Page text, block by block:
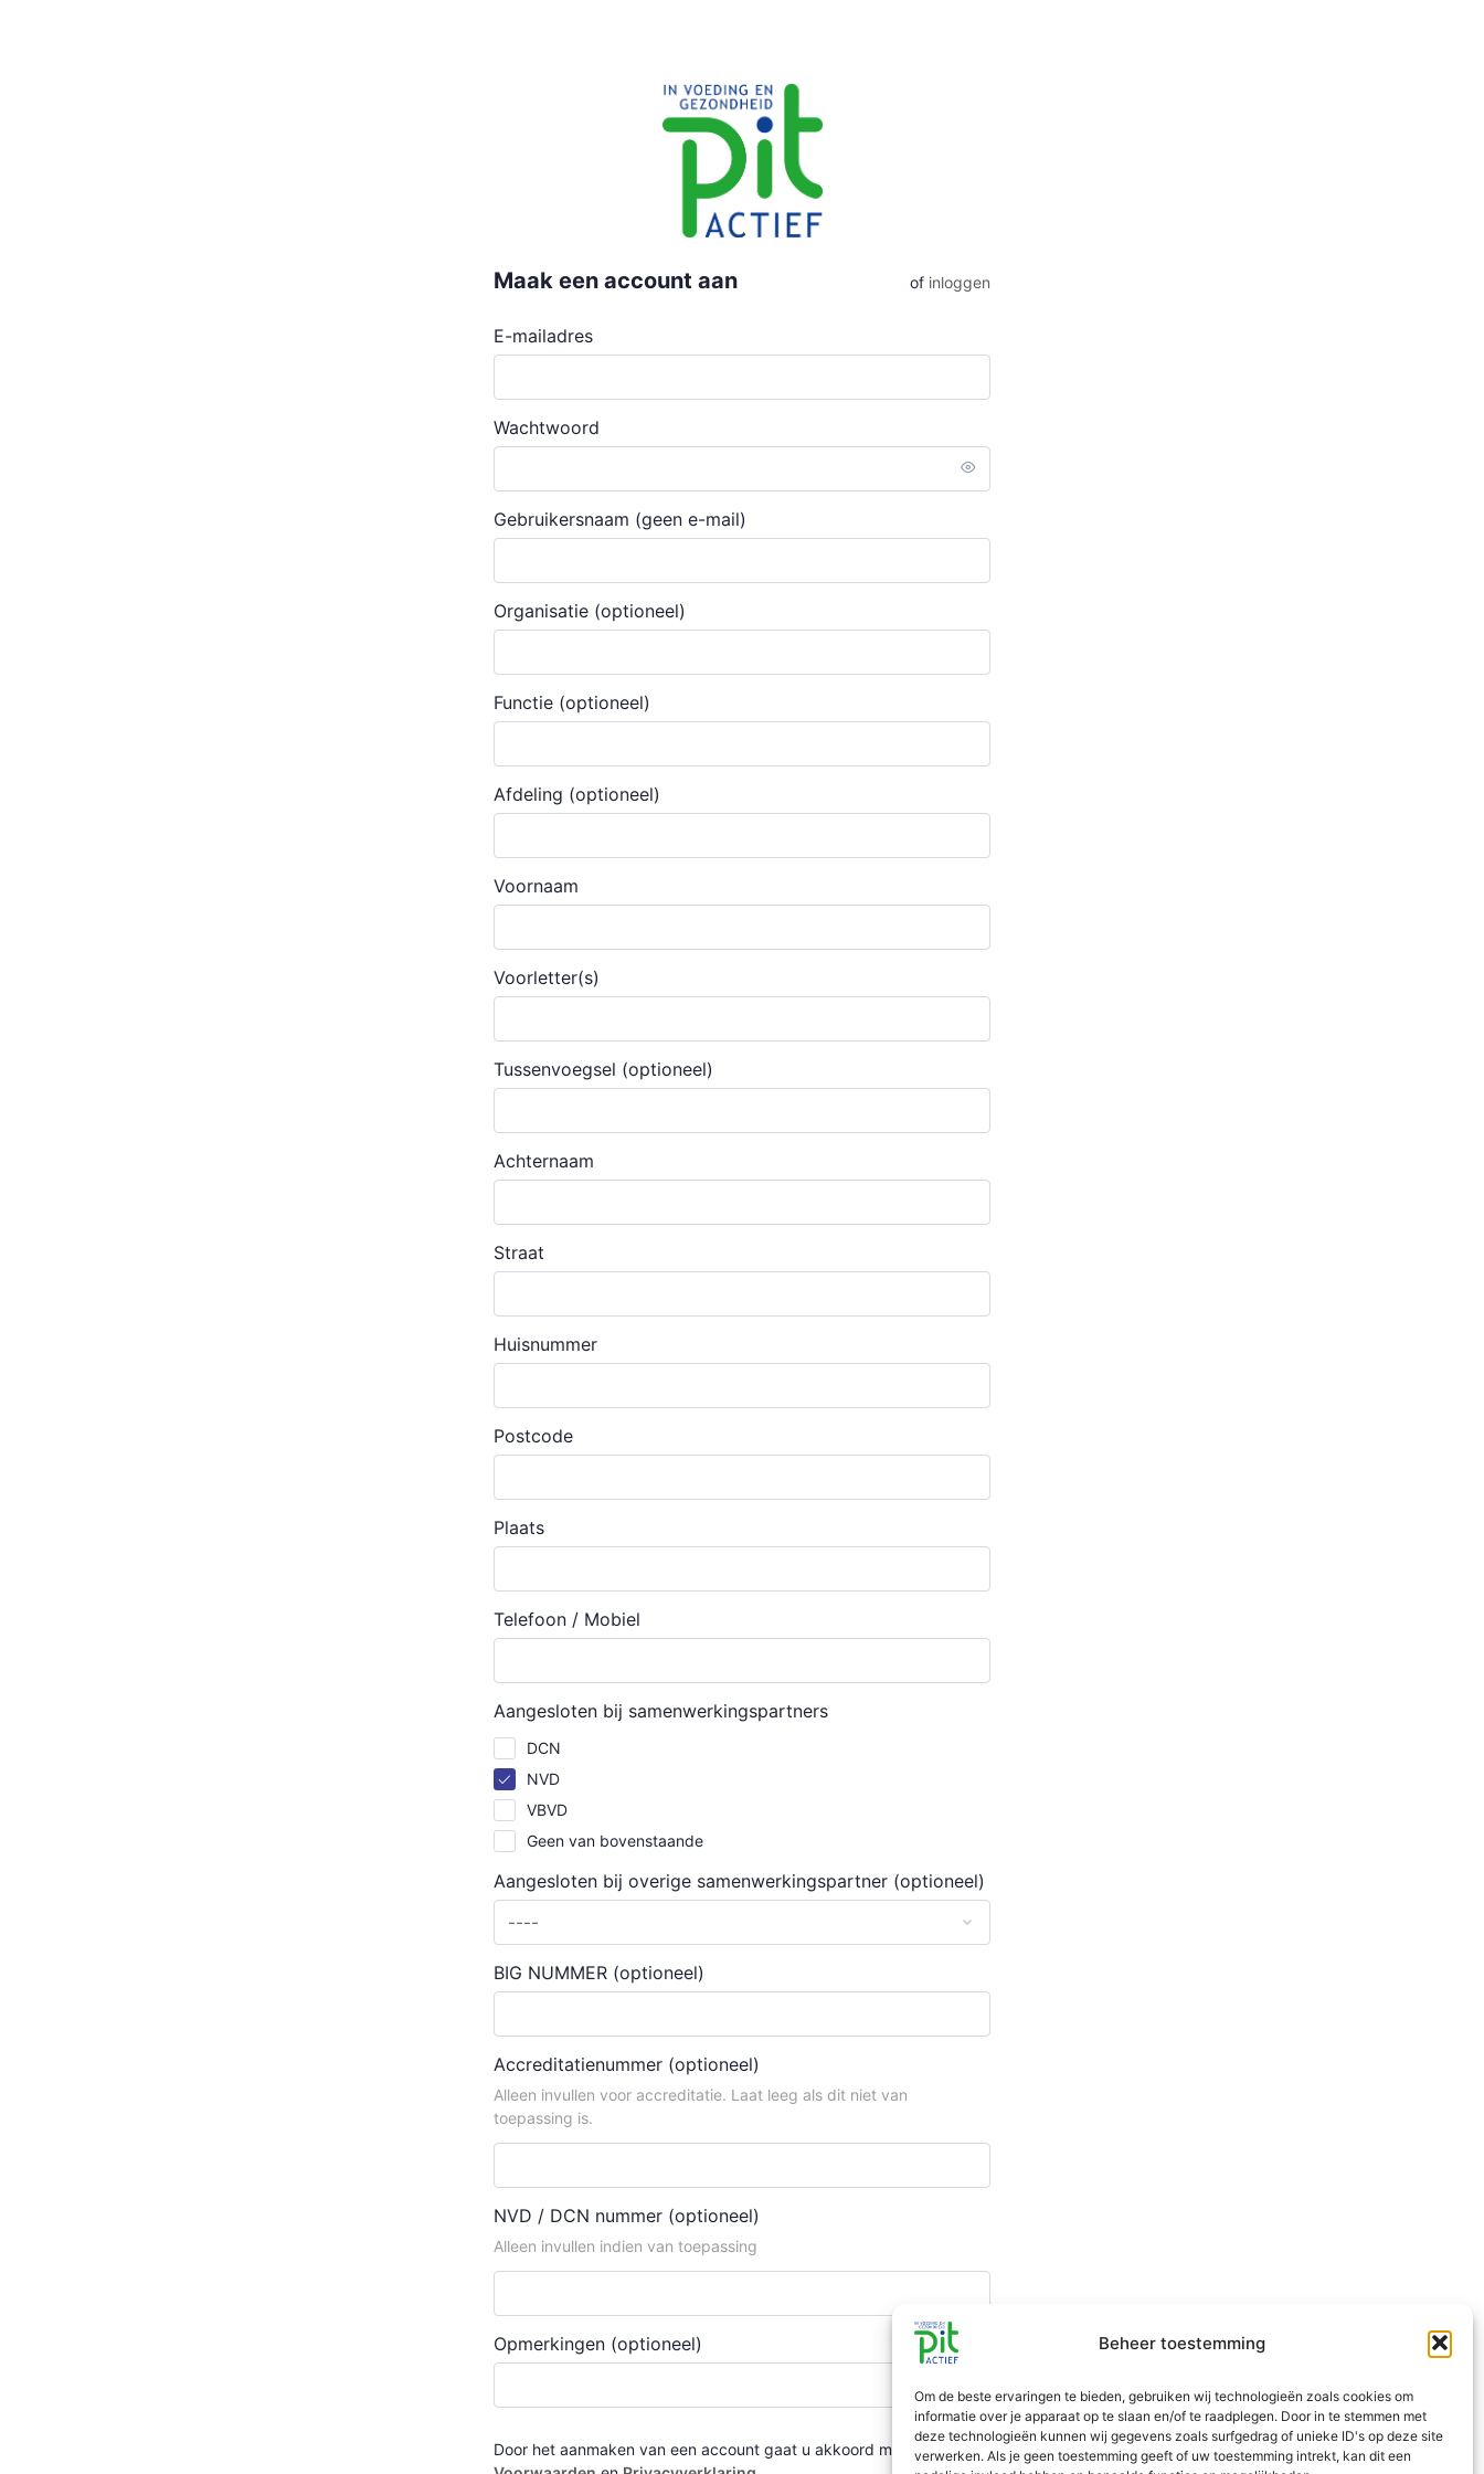
Beheer toestemming
Om de beste ervaringen te bieden, gebruiken wij technologieën zoals cookies om
informatie over je apparaat op te slaan en/of te raadplegen. Door in te stemmen met
deze technologieën kunnen wij gegevens zoals surfgedrag of unieke ID's op deze site
verwerken. Als je geen toestemming geeft of uw toestemming intrekt, kan dit een
Maak een account aan of inloggen
E-mailadres
Wachtwoord
Gebruikersnaam (geen e-mail)
Organisatie (optioneel)
Functie (optioneel)
Afdeling (optioneel)
Voornaam
Voorletter(s)
Tussenvoegsel (optioneel)
Achternaam
Straat
Huisnummer
Postcode
Plaats
Telefoon / Mobiel
Aangesloten bij samenwerkingspartners
DCN
NVD
VBVD
Geen van bovenstaande
Aangesloten bij overige samenwerkingspartner (optioneel)
BIG NUMMER (optioneel)
Accreditatienummer (optioneel)
Alleen invullen voor accreditatie. Laat leeg als dit niet van
toepassing is.
NVD / DCN nummer (optioneel)
Alleen invullen indien van toepassing
Opmerkingen (optioneel)
Door het aanmaken van een account gaat u akkoord met de